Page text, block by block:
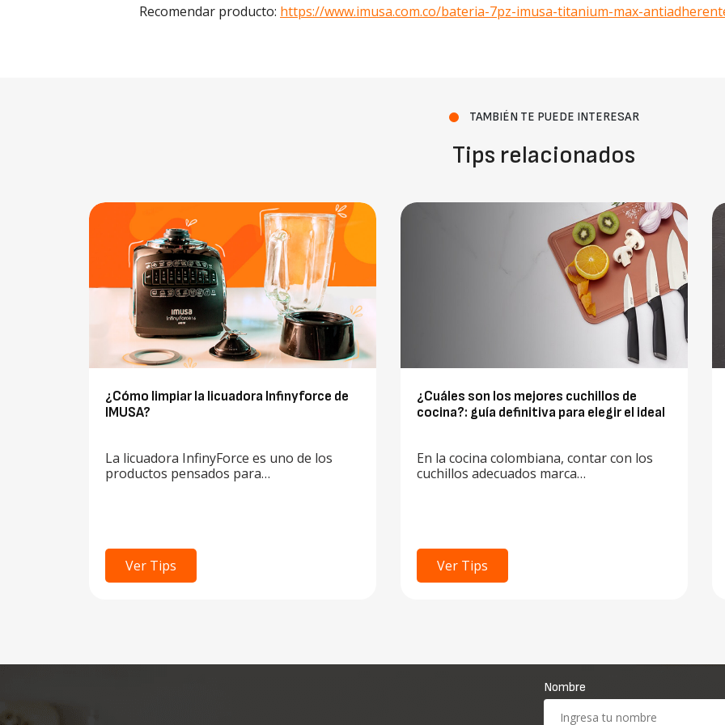
Recomendar producto: https://www.imusa.com.co/bateria-7pz-imusa-titanium-max-
TAMBIÉN TE PUEDE INTERESAR
Tips relacionados
¿Cómo limpiar la licuadora Infinyforce de
IMUSA?
La licuadora InfinyForce es uno de los
productos pensados para…
Ver Tips
¿Cuáles son los mejores cuchillos de
cocina?: guía definitiva para elegir el ideal
En la cocina colombiana, contar con los
cuchillos adecuados marca…
Ver Tips
Nombre